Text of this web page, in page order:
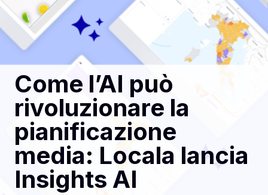
Come l’AI può
rivoluzionare la
pianificazione
media: Locala lancia
Insights AI